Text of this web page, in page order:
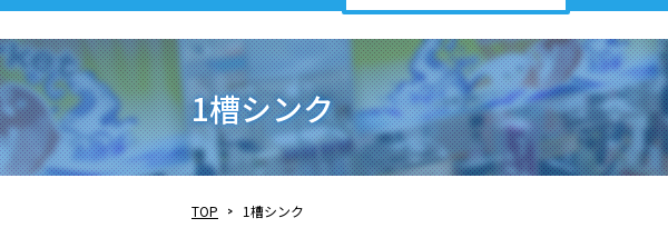
冷蔵 冷凍
電気熱器具 ガス器具（LPG）
フードサービス機器
1槽シンク
TOP 1槽シンク